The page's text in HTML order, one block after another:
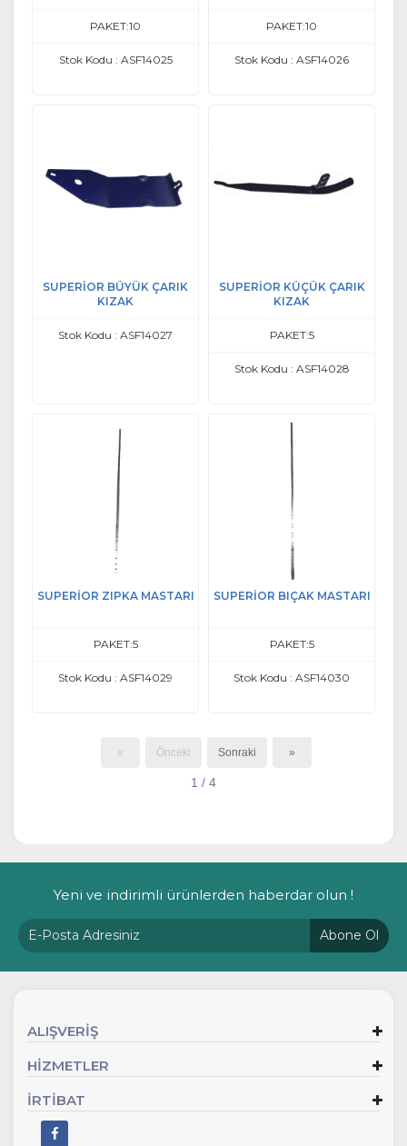
PAKET:10
Stok Kodu : ASF14025
PAKET:10
Stok Kodu : ASF14026
SUPERİOR BÜYÜK ÇARIK
KIZAK
Stok Kodu : ASF14027
SUPERİOR KÜÇÜK ÇARIK
KIZAK
PAKET:5
Stok Kodu : ASF14028
SUPERİOR ZIPKA MASTARI
PAKET:5
Stok Kodu : ASF14029
SUPERİOR BIÇAK MASTARI
PAKET:5
Stok Kodu : ASF14030
« Önceki Sonraki »
1 / 4
Yeni ve indirimli ürünlerden haberdar olun !
Abone Ol
ALIŞVERİŞ
HİZMETLER
İRTİBAT